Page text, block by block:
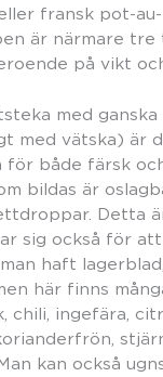
fransk pot-
är närmare tre
på vikt
med ganska
med vätska) är
för både färsk
bildas är
Detta
sig också för
haft
här finns
chili, ingefära,
kan också